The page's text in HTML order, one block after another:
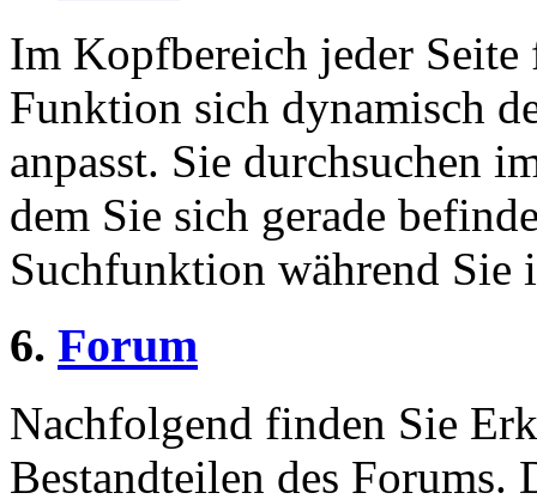
Im Kopfbereich jeder Seite
Funktion sich dynamisch
anpasst. Sie durchsuchen
dem Sie sich gerade
Suchfunktion während Sie
6. Forum
Nachfolgend finden Sie
Bestandteilen des Forums.